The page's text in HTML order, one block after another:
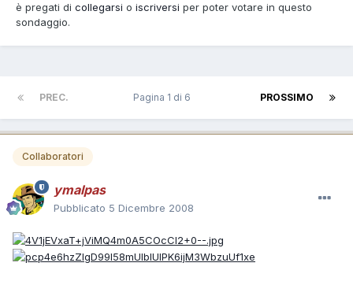
è pregati di collegarsi o iscriversi per poter votare in questo
sondaggio.
PREC. PROSSIMO
Pagina 1 di 6
Collaboratori
ymalpas
Pubblicato 5 Dicembre 2008